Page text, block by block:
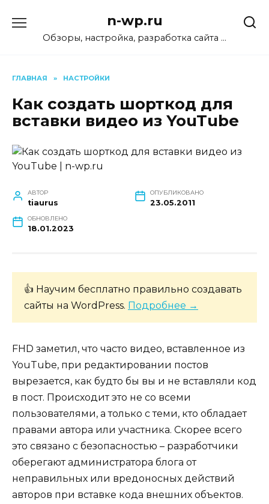
содержанию
n-wp.ru
Обзоры, настройка, разработка сайта …
ГЛАВНАЯ » НАСТРОЙКИ
Как создать шорткод для
вставки видео из YouTube
АВТОР
tiaurus
ОПУБЛИКОВАНО
23.05.2011
ОБНОВЛЕНО
18.01.2023
👍 Научим бесплатно правильно создавать
сайты на WordPress. Подробнее →
FHD заметил, что часто видео, вставленное из
YouTube, при редактировании постов
вырезается, как будто бы вы и не вставляли код
в пост. Происходит это не со всеми
пользователями, а только с теми, кто обладает
правами автора или участника. Скорее всего
это связано с безопасностью – разработчики
оберегают администратора блога от
неправильных или вредоносных действий
авторов при вставке кода внешних объектов.